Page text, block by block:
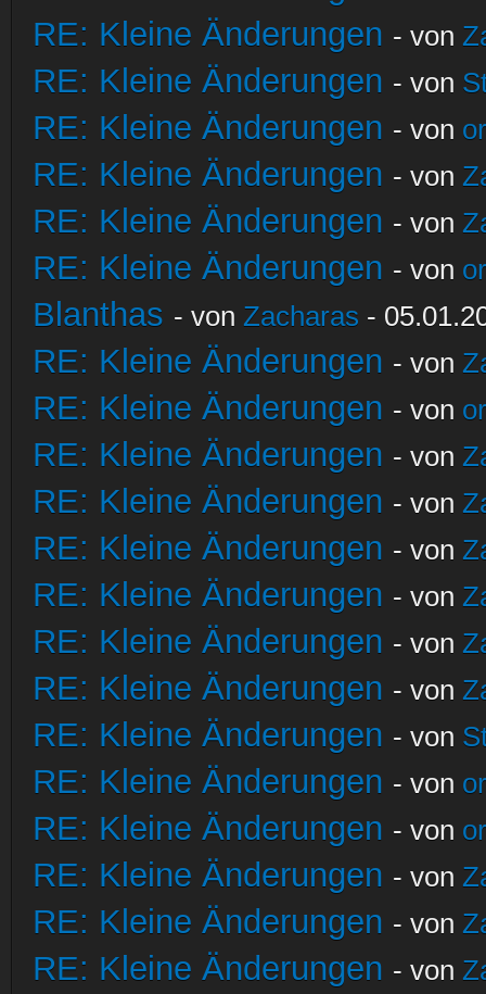
RE: Kleine Änderungen - von
RE: Kleine Änderungen - von
RE: Kleine Änderungen - von
RE: Kleine Änderungen - von
RE: Kleine Änderungen - von
RE: Kleine Änderungen - von
Blanthas - von Zacharas -
RE: Kleine Änderungen - von
RE: Kleine Änderungen - von
RE: Kleine Änderungen - von
RE: Kleine Änderungen - von
RE: Kleine Änderungen - von
RE: Kleine Änderungen - von
RE: Kleine Änderungen - von
RE: Kleine Änderungen - von
RE: Kleine Änderungen - von
RE: Kleine Änderungen - von
RE: Kleine Änderungen - von
RE: Kleine Änderungen - von
RE: Kleine Änderungen - von
RE: Kleine Änderungen - von